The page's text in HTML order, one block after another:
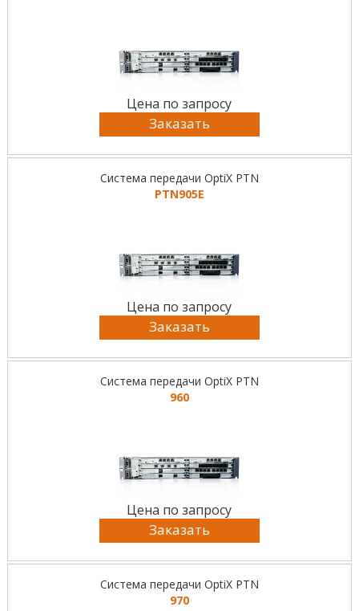
Цена по запросу
Заказать
Система передачи OptiX PTN
PTN905E
Цена по запросу
Заказать
Система передачи OptiX PTN
960
Цена по запросу
Заказать
Система передачи OptiX PTN
970